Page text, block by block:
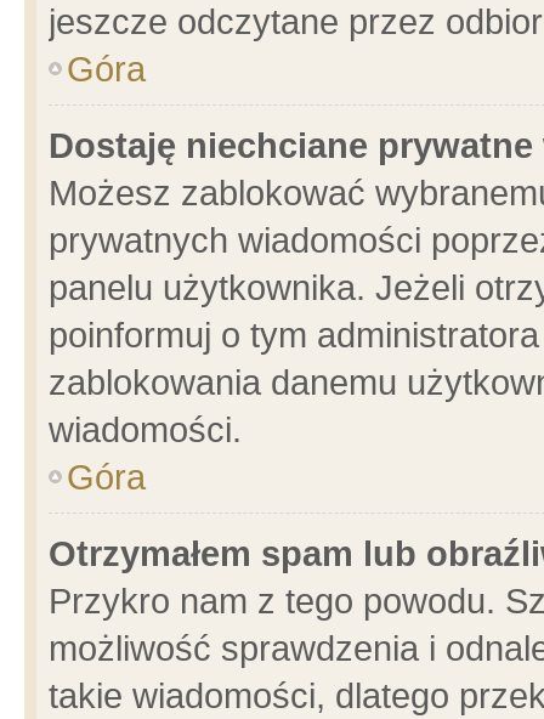
jeszcze odczytane przez
Góra
Dostaję niechciane
Możesz zablokować
prywatnych wiadomości
panelu użytkownika. Jeżeli
poinformuj o tym
zablokowania danemu
wiadomości.
Góra
Otrzymałem spam lub
Przykro nam z tego powodu.
możliwość sprawdzenia i
takie wiadomości, dlatego